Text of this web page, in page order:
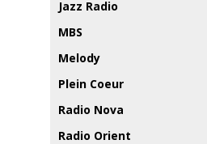
Jazz Radio
MBS
Melody
Plein Coeur
Radio Nova
Radio Orient